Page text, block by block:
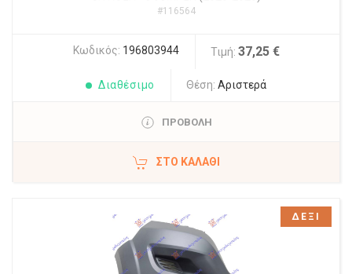
#116564
Κωδικός: 196803944 Τιμή: 37,25 €
Διαθέσιμο Θέση: Αριστερά
ΠΡΟΒΟΛΗ
ΣΤΟ ΚΑΛΆΘΙ
ΔΕΞΙ